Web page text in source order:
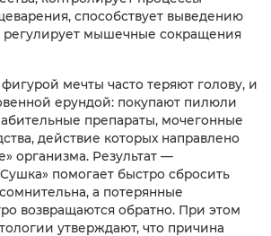
способствует выведению
регулирует мышечные сокращения
мечты часто теряют голову, и
ерундой: покупают пилюли
препараты, мочегонные
действие которых направлено
организма. Результат —
помогает быстро сбросить
а потерянные
возвращаются обратно. При этом
утверждают, что причина